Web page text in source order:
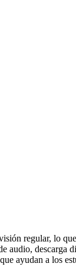
regular, lo
audio, descarga
ayudan a los